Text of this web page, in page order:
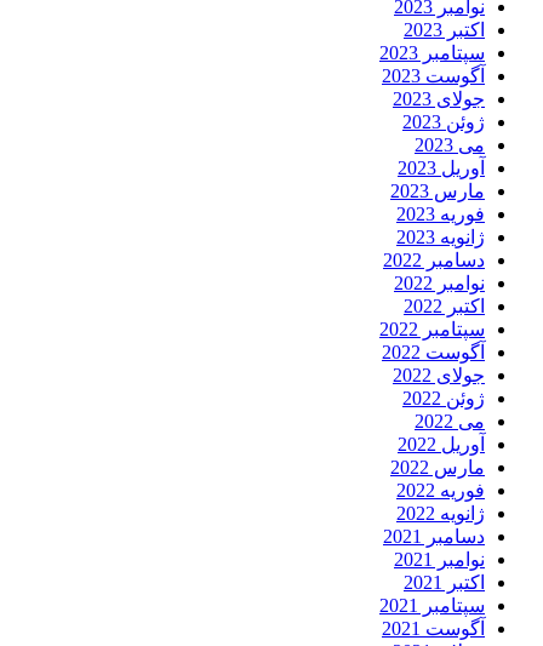
نوامبر 2023
اکتبر 2023
سپتامبر 2023
آگوست 2023
جولای 2023
ژوئن 2023
می 2023
آوریل 2023
مارس 2023
فوریه 2023
ژانویه 2023
دسامبر 2022
نوامبر 2022
اکتبر 2022
سپتامبر 2022
آگوست 2022
جولای 2022
ژوئن 2022
می 2022
آوریل 2022
مارس 2022
فوریه 2022
ژانویه 2022
دسامبر 2021
نوامبر 2021
اکتبر 2021
سپتامبر 2021
آگوست 2021